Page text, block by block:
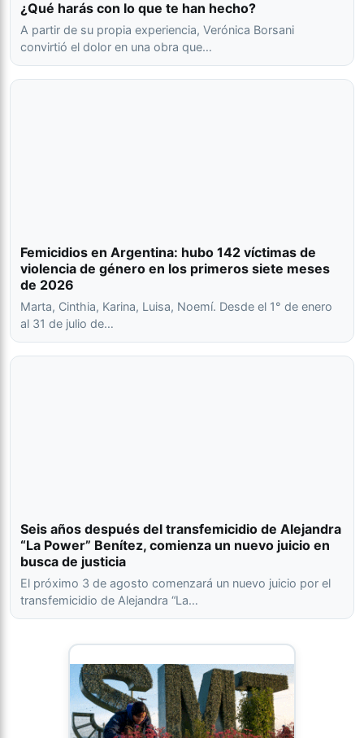
¿Qué harás con lo que te han hecho?
A partir de su propia experiencia, Verónica Borsani
convirtió el dolor en una obra que…
Femicidios en Argentina: hubo 142 víctimas de
violencia de género en los primeros siete meses
de 2026
Marta, Cinthia, Karina, Luisa, Noemí. Desde el 1° de enero
al 31 de julio de…
Seis años después del transfemicidio de Alejandra
“La Power” Benítez, comienza un nuevo juicio en
busca de justicia
El próximo 3 de agosto comenzará un nuevo juicio por el
transfemicidio de Alejandra “La…